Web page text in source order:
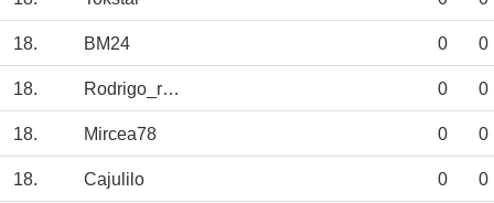
18. BM24 0 0
18. Rodrigo_ryanair 0 0
18. Mircea78 0 0
18. Cajulilo 0 0